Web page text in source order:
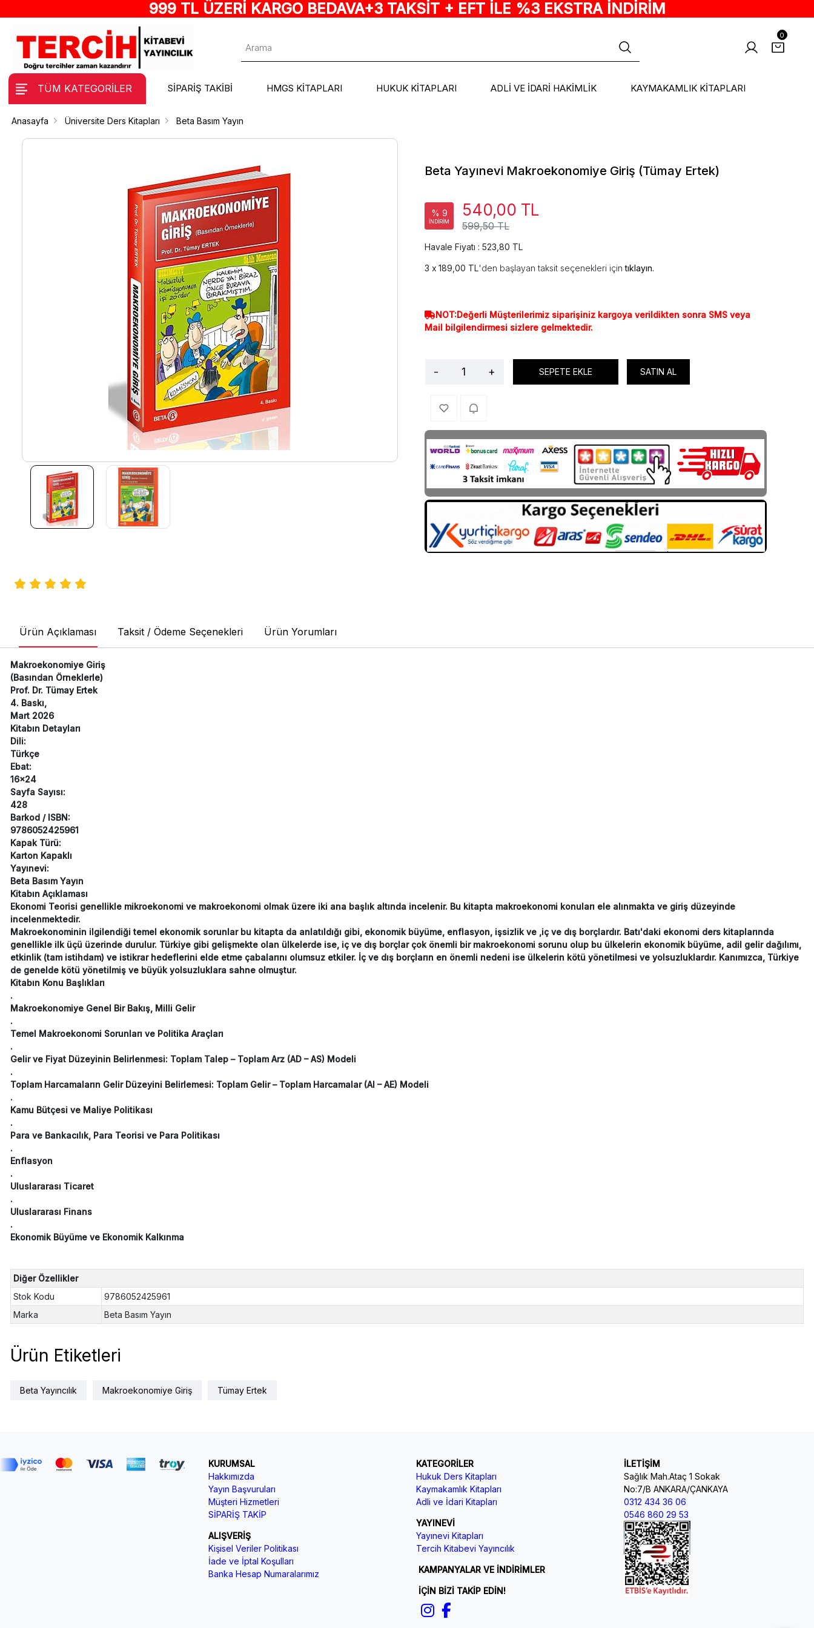
999 TL ÜZERİ KARGO BEDAVA+3 TAKSİT + EFT İLE %3 EKSTRA İNDİRİM
0
TÜM KATEGORİLER SİPARİŞ TAKİBİ HMGS KİTAPLARI HUKUK KİTAPLARI ADLİ VE İDARİ HAKİMLİK KAYMAKAMLIK KİTAPLARI
Anasayfa Üniversite Ders Kitapları Beta Basım Yayın
Beta Yayınevi Makroekonomiye Giriş (Tümay Ertek)
% 9
İNDİRİM 599,50 TL
540,00 TL
Havale Fiyatı : 523,80 TL
189,00 TL'den başlayan taksit seçenekleri içintıklayın.
NOT:Değerli Müşterilerimiz siparişiniz kargoya verildikten sonra SMS veya
Mail bilgilendirmesi sizlere gelmektedir.
- + SEPETE EKLE SATIN AL
Ürün Açıklaması Taksit / Ödeme Seçenekleri Ürün Yorumları
Makroekonomiye Giriş
(Basından Örneklerle)
Prof. Dr. Tümay Ertek
4. Baskı,
Mart 2026
Kitabın Detayları
Dili:
Türkçe
Ebat:
16x24
Sayfa Sayısı:
428
Barkod / ISBN:
9786052425961
Kapak Türü:
Karton Kapaklı
Yayınevi:
Beta Basım Yayın
Kitabın Açıklaması
Ekonomi Teorisi genellikle mikroekonomi ve makroekonomi olmak üzere iki ana başlık altında incelenir. Bu kitapta makroekonomi konuları ele alınmakta ve giriş düzeyinde
incelenmektedir.
Makroekonominin ilgilendiği temel ekonomik sorunlar bu kitapta da anlatıldığı gibi, ekonomik büyüme, enflasyon, işsizlik ve ,iç ve dış borçlardır. Batı'daki ekonomi ders kitaplarında
genellikle ilk üçü üzerinde durulur. Türkiye gibi gelişmekte olan ülkelerde ise, iç ve dış borçlar çok önemli bir makroekonomi sorunu olup bu ülkelerin ekonomik büyüme, adil gelir dağılımı,
etkinlik (tam istihdam) ve istikrar hedeflerini elde etme çabalarını olumsuz etkiler. İç ve dış borçların en önemli nedeni ise ülkelerin kötü yönetilmesi ve yolsuzluklardır. Kanımızca, Türkiye
de genelde kötü yönetilmiş ve büyük yolsuzluklara sahne olmuştur.
Kitabın Konu Başlıkları
.
Makroekonomiye Genel Bir Bakış, Milli Gelir
.
Temel Makroekonomi Sorunları ve Politika Araçları
.
Gelir ve Fiyat Düzeyinin Belirlenmesi: Toplam Talep – Toplam Arz (AD – AS) Modeli
.
Toplam Harcamaların Gelir Düzeyini Belirlemesi: Toplam Gelir – Toplam Harcamalar (AI – AE) Modeli
.
Kamu Bütçesi ve Maliye Politikası
.
Para ve Bankacılık, Para Teorisi ve Para Politikası
.
Enflasyon
.
Uluslararası Ticaret
.
Uluslararası Finans
.
Ekonomik Büyüme ve Ekonomik Kalkınma
Diğer Özellikler
Stok Kodu
9786052425961
Marka
Beta Basım Yayın
Ürün Etiketleri
Beta Yayıncılık Makroekonomiye Giriş Tümay Ertek
KURUMSAL
Hakkımızda
Yayın Başvuruları
Müşteri Hizmetleri
SİPARİŞ TAKİP
ALIŞVERİŞ
Kişisel Veriler Politikası
İade ve İptal Koşulları
Banka Hesap Numaralarımız
KATEGORİLER
Hukuk Ders Kitapları
Kaymakamlık Kitapları
Adli ve İdari Kitapları
YAYINEVİ
Yayınevi Kitapları
Tercih Kitabevi Yayıncılık
KAMPANYALAR VE İNDİRİMLER
İÇİN BİZİ TAKİP EDİN!
İLETİŞİM
Sağlık Mah.Ataç 1 Sokak
No:7/B ANKARA/ÇANKAYA
0312 434 36 06
0546 860 29 53